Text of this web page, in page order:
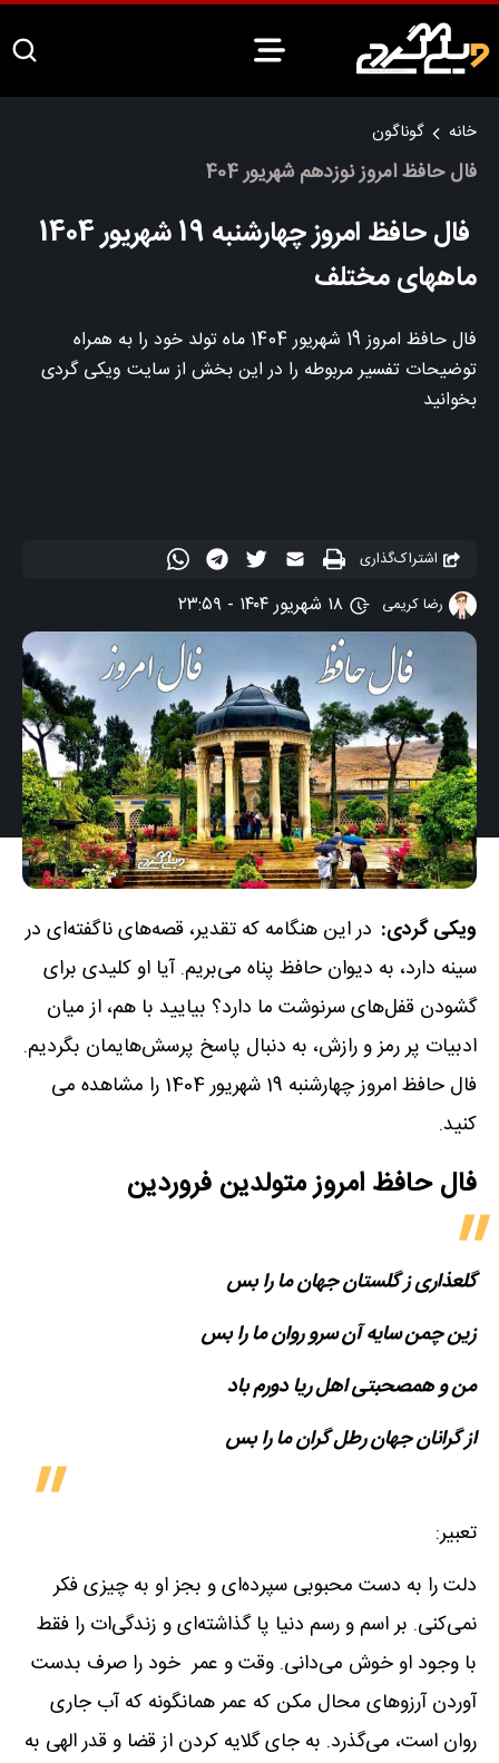
خانه گوناگون
فال حافظ امروز نوزدهم شهریور 404
فال حافظ امروز چهارشنبه 19 شهریور 1404
ماههای مختلف
فال حافظ امروز 19 شهریور 1404 ماه تولد خود را به همراه
توضیحات تفسیر مربوطه را در این بخش از سایت ویکی گردی
بخوانید
اشتراک‌گذاری
رضا کریمی
۱۸ شهریور ۱۴۰۴ - ۲۳:۵۹
ویکی گردی: در این هنگامه که تقدیر، قصه‌های ناگفته‌ای در
سینه دارد، به دیوان حافظ پناه می‌بریم. آیا او کلیدی برای
گشودن قفل‌های سرنوشت ما دارد؟ بیایید با هم، از میان
ادبیات پر رمز و رازش، به دنبال پاسخ پرسش‌هایمان بگردیم.
فال حافظ امروز چهارشنبه 19 شهریور 1404 را مشاهده می
کنید.
فال حافظ امروز متولدین‌ فروردین
گلعذاری ز گلستان جهان ما را بس
زین چمن سایه آن سرو روان ما را بس
من و همصحبتی اهل ریا دورم باد
از گرانان جهان رطل گران ما را بس
تعبیر:
دلت را به دست محبوبی سپرده‌ای و بجز او به چیزی فکر
نمی‌کنی. بر اسم و رسم دنیا پا گذاشته‌ای و زندگی‌ات را فقط
با وجود او خوش می‌دانی. وقت و عمر خود را صرف بدست
آوردن آرزوهای محال مکن که عمر همانگونه که آب جاری
روان است، می‌گذرد. به جای گلایه کردن از قضا و قدر الهی به